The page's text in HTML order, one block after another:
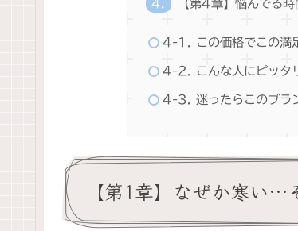
【第4章】悩んでる
4-1. この価格でこの満
4-2. こんな人にピッタ
4-3. 迷ったらこのブラ
【第1章】なぜか寒い…